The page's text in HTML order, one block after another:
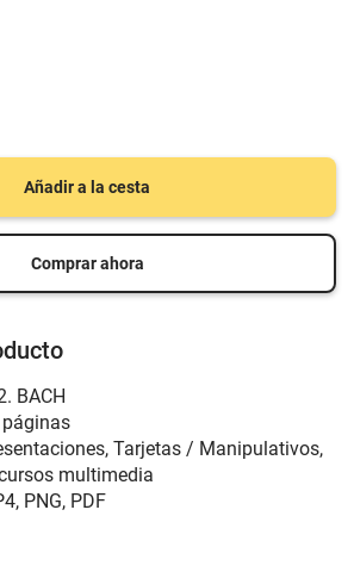
Añadir a la cesta
Comprar ahora
BACH
Tarjetas / Manipulativos,
multimedia
PNG, PDF